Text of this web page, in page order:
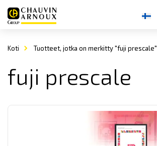
Koti Tuotteet, jotka on merkitty "fuji prescale"
fuji prescale